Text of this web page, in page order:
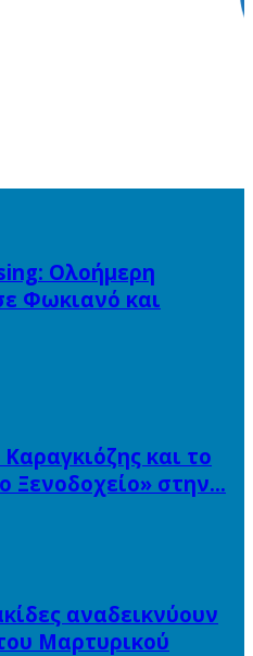
Ολοήμερη
Φωκιανό και
και το
Ξενοδοχείο» στην…
αναδεικνύουν
Μαρτυρικού